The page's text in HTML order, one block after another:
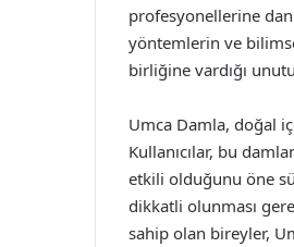
profesyonellerine
yöntemlerin ve
birliğine vardığı
Umca Damla, doğal
Kullanıcılar, bu
etkili olduğunu öne
dikkatli olunması
sahip olan bireyler,